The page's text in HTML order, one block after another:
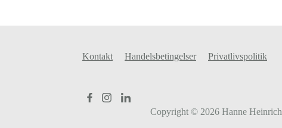
Kontakt Handelsbetingelser Privatlivspolitik
Copyright © 2026 Hanne Heinrich